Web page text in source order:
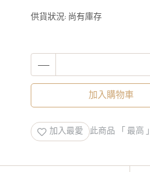
供貨狀況: 尚有庫存
加入購物車
加入最愛 此商品 「 最高